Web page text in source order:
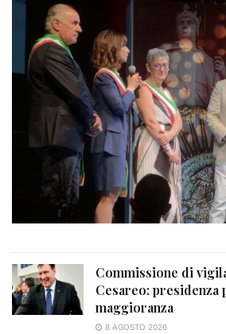
Commissione di
Cesareo: presidenza
maggioranza
8 AGOSTO 2026